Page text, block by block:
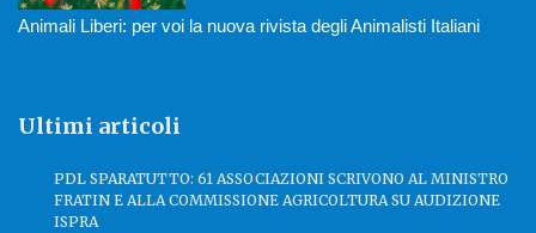
Animali Liberi: per voi la nuova rivista degli Animalisti Italiani
Ultimi articoli
PDL SPARATUTTO: 61 ASSOCIAZIONI SCRIVONO AL MINISTRO
FRATIN E ALLA COMMISSIONE AGRICOLTURA SU AUDIZIONE
ISPRA